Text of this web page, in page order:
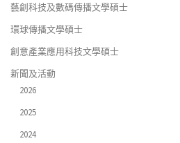
藝創科技及數碼傳播文學碩士
環球傳播文學碩士
創意產業應用科技文學碩士
新聞及活動
2026
2025
2024